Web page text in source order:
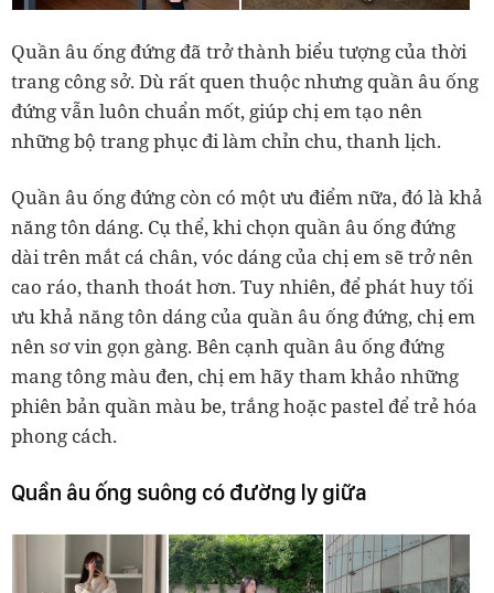
Quần âu ống đứng đã trở thành biểu tượng của thời
trang công sở. Dù rất quen thuộc nhưng quần âu ống
đứng vẫn luôn chuẩn mốt, giúp chị em tạo nên
những bộ trang phục đi làm chỉn chu, thanh lịch.
Quần âu ống đứng còn có một ưu điểm nữa, đó là khả
năng tôn dáng. Cụ thể, khi chọn quần âu ống đứng
dài trên mắt cá chân, vóc dáng của chị em sẽ trở nên
cao ráo, thanh thoát hơn. Tuy nhiên, để phát huy tối
ưu khả năng tôn dáng của quần âu ống đứng, chị em
nên sơ vin gọn gàng. Bên cạnh quần âu ống đứng
mang tông màu đen, chị em hãy tham khảo những
phiên bản quần màu be, trắng hoặc pastel để trẻ hóa
phong cách.
Quần âu ống suông có đường ly giữa